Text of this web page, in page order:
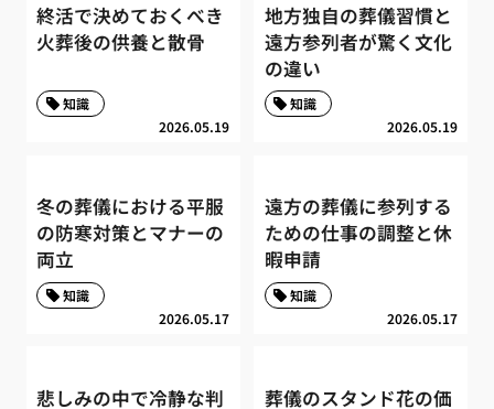
終活で決めておくべき
火葬後の供養と散骨
2026.05.19
知識
地方独自の葬儀習慣と
遠方参列者が驚く文化
の違い
2026.05.19
知識
冬の葬儀における平服
の防寒対策とマナーの
両立
2026.05.17
知識
遠方の葬儀に参列する
ための仕事の調整と休
暇申請
2026.05.17
知識
悲しみの中で冷静な判 葬儀のスタンド花の価